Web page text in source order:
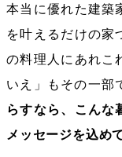
本当に優れた建築
を叶えるだけの家
の料理人にあれこ
いえ」もその一部
らすなら、こんな
メッセージを込め